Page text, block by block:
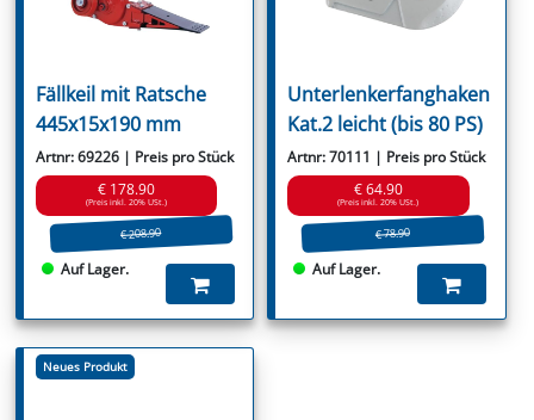
Fällkeil mit Ratsche
445x15x190 mm
Artnr: 69226 | Preis pro Stück
€ 178.90
(Preis inkl. 20% USt.)
€ 208.90
Auf Lager.
Unterlenkerfanghaken
Kat.2 leicht (bis 80 PS)
Artnr: 70111 | Preis pro Stück
€ 64.90
(Preis inkl. 20% USt.)
€ 78.90
Auf Lager.
Neues Produkt